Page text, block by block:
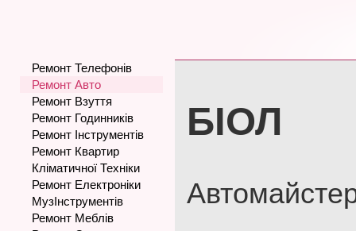
Ремонт Телефонів
Ремонт Авто
Ремонт Взуття
Ремонт Годинників
Ремонт Інструментів
Ремонт Квартир
Кліматичної Техніки
Ремонт Електроніки
МузІнструментів
Ремонт Меблів
БІОЛ